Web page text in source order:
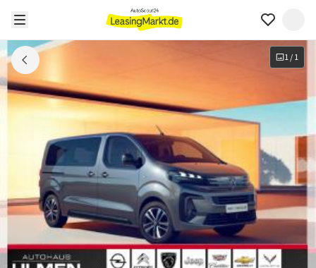
1/1